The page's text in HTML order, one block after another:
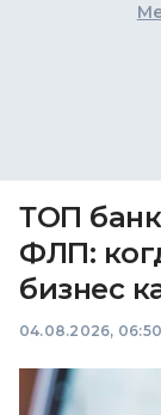
ТОП
ФЛП:
бизнес
04.08.2026, 06:50